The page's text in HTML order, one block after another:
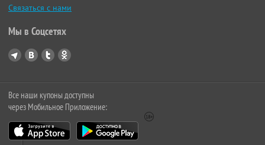
Связаться с нами
Мы в Соцсетях
Все наши купоны доступны
через Мобильное Приложение: